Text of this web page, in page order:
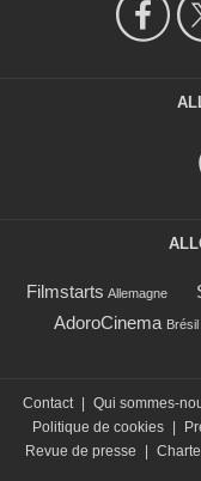
Filmstarts Allemagne
AdoroCinema Brésil
Contact Qui sommes-
Politique de cookies
Revue de presse